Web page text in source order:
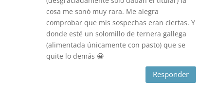
cosa me sonó muy rara. Me alegra
comprobar que mis sospechas eran ciertas. Y
donde esté un solomillo de ternera gallega
(alimentada únicamente con pasto) que se
quite lo demás 😀
Responder